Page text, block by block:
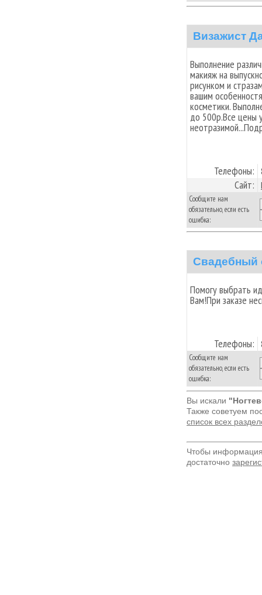
Визажист
Выполнение
макияж на
рисунком и
вашим
косметики.
до 500р.Все цены
Телефоны:
Сайт:
Сообщите нам
обязательно, если есть
ошибка:
Свадебный
Помогу выбрать
Вам!При заказе
Телефоны:
Сообщите нам
обязательно, если есть
ошибка:
Вы искали
Также советуем
список всех
Чтобы
достаточно